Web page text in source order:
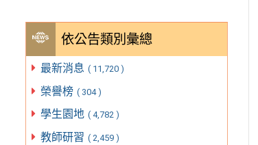
依公告類別彙總
最新消息 ( 11,720 )
榮譽榜 ( 304 )
學生園地 ( 4,782 )
教師研習 ( 2,459 )